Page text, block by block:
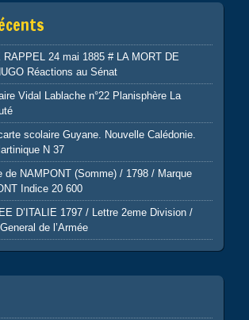
RAPPEL 24 mai 1885 # LA MORT DE
Réactions au Sénat
Vidal Lablache n°22 Planisphère La
scolaire Guyane. Nouvelle Calédonie.
N 37
de NAMPONT (Somme) / 1798 / Marque
Indice 20 600
D’ITALIE 1797 / Lettre 2eme Division /
de l’Armée